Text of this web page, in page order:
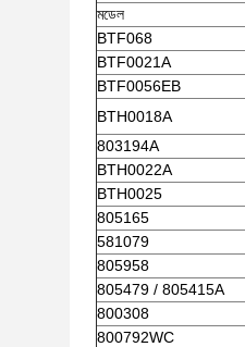
মডেল
BTF068
BTF0021A
BTF0056EB
BTH0018A
803194A
BTH0022A
BTH0025
805165
581079
805958
805479 / 805415A
800308
800792WC